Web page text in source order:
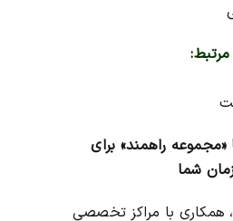
«مجموعه راهمند» برای
شما
همکاری با مراکز تخصصی